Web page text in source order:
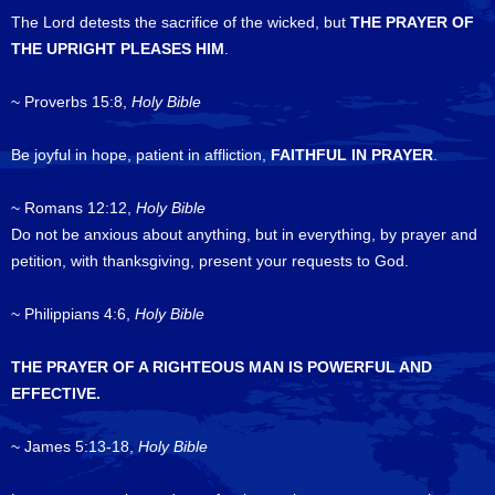
The Lord detests the sacrifice of the wicked, but THE PRAYER OF
THE UPRIGHT PLEASES HIM
~ Proverbs 15:8, Holy Bible
Be joyful in hope, patient in affliction, FAITHFUL IN PRAYER
~ Romans 12:12, Holy Bible
Do not be anxious about anything, but in everything, by prayer and
petition, with thanksgiving, present your requests to God.
~ Philippians 4:6, Holy Bible
THE PRAYER OF A RIGHTEOUS MAN IS POWERFUL AND
EFFECTIVE.
~ James 5:13-18, Holy Bible